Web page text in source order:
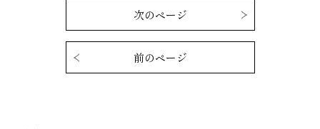
次のページ
前のページ